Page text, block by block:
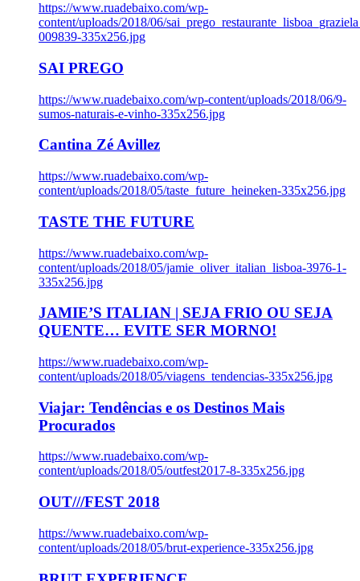
https://www.ruadebaixo.com/wp-
content/uploads/2018/06/
009839-335x256.jpg
SAI PREGO
https://www.ruadebaixo.com/wp-content/uploads/2018/06/9-
sumos-naturais-e-vinho-335x256.jpg
Cantina Zé Avillez
https://www.ruadebaixo.com/wp-
content/uploads/2018/05/taste_future_heineken-335x256.jpg
TASTE THE FUTURE
https://www.ruadebaixo.com/wp-
content/uploads/2018/05/jamie_oliver_italian_lisboa-3976-1-
335x256.jpg
JAMIE’S ITALIAN | SEJA FRIO OU SEJA
QUENTE… EVITE SER MORNO!
https://www.ruadebaixo.com/wp-
content/uploads/2018/05/viagens_tendencias-335x256.jpg
Viajar: Tendências e os Destinos Mais
Procurados
https://www.ruadebaixo.com/wp-
content/uploads/2018/05/outfest2017-8-335x256.jpg
OUT///FEST 2018
https://www.ruadebaixo.com/wp-
content/uploads/2018/05/brut-experience-335x256.jpg